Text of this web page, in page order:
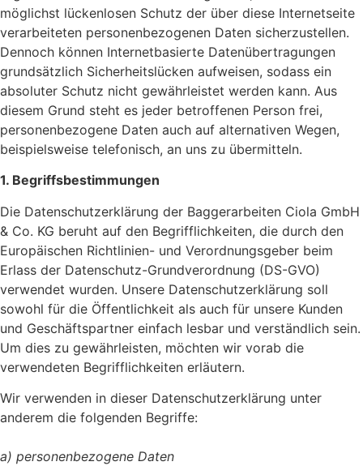
möglichst lückenlosen Schutz der über diese Internetseite
verarbeiteten personenbezogenen Daten sicherzustellen.
Dennoch können Internetbasierte Datenübertragungen
grundsätzlich Sicherheitslücken aufweisen, sodass ein
absoluter Schutz nicht gewährleistet werden kann. Aus
diesem Grund steht es jeder betroffenen Person frei,
personenbezogene Daten auch auf alternativen Wegen,
beispielsweise telefonisch, an uns zu übermitteln.
1. Begriffsbestimmungen
Die Datenschutzerklärung der Baggerarbeiten Ciola GmbH
& Co. KG beruht auf den Begrifflichkeiten, die durch den
Europäischen Richtlinien- und Verordnungsgeber beim
Erlass der Datenschutz-Grundverordnung (DS-GVO)
verwendet wurden. Unsere Datenschutzerklärung soll
sowohl für die Öffentlichkeit als auch für unsere Kunden
und Geschäftspartner einfach lesbar und verständlich sein.
Um dies zu gewährleisten, möchten wir vorab die
verwendeten Begrifflichkeiten erläutern.
Wir verwenden in dieser Datenschutzerklärung unter
anderem die folgenden Begriffe:
a) personenbezogene Daten